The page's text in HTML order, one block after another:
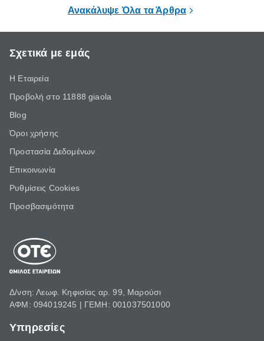
ηλεκτρολόγου είναι πιθανόν απαραίτητη.
Ανακάλυψε Όλα τα Άρθρα
Σχετικά με εμάς
Η Εταιρεία
Προβολή στο 11888 giaola
Blog
Όροι χρήσης
Προστασία Δεδομένων
Επικοινωνία
Ρυθμίσεις Cookies
Προσβασιμότητα
Δ/νση: Λεωφ. Κηφισίας αρ. 99, Μαρούσι
ΑΦΜ: 094019245 | ΓΕΜΗ: 001037501000
Υπηρεσίες